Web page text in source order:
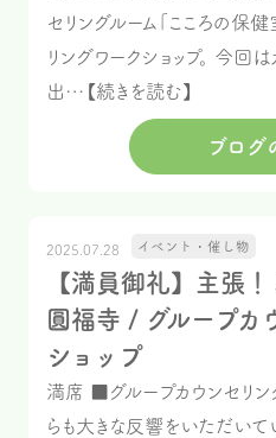
セリングルーム「こころの保
リングワークショップ。 今回
出…【続きを読む】
ブログ
2025.07.28 イベント・催し物
【満員御礼】主張
圓福寺 / グループカ
ショップ
満席 ■グループカウンセリ
らも大きな反響をいただいて